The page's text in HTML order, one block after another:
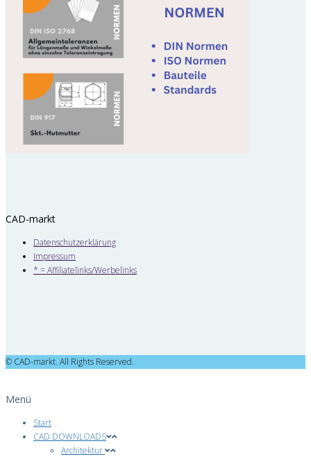
CAD-markt
Datenschutzerklärung
Impressum
* = Affiliatelinks/Werbelinks
© CAD-markt. All Rights Reserved.
Menü
Start
CAD DOWNLOADS
Architektur